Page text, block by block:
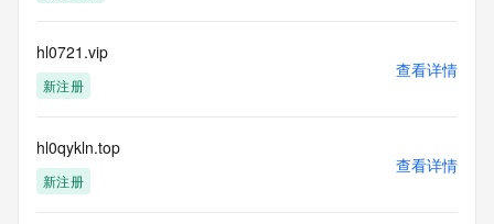
hl0721.vip
新注册
查看详情
hl0qykln.top
新注册
查看详情